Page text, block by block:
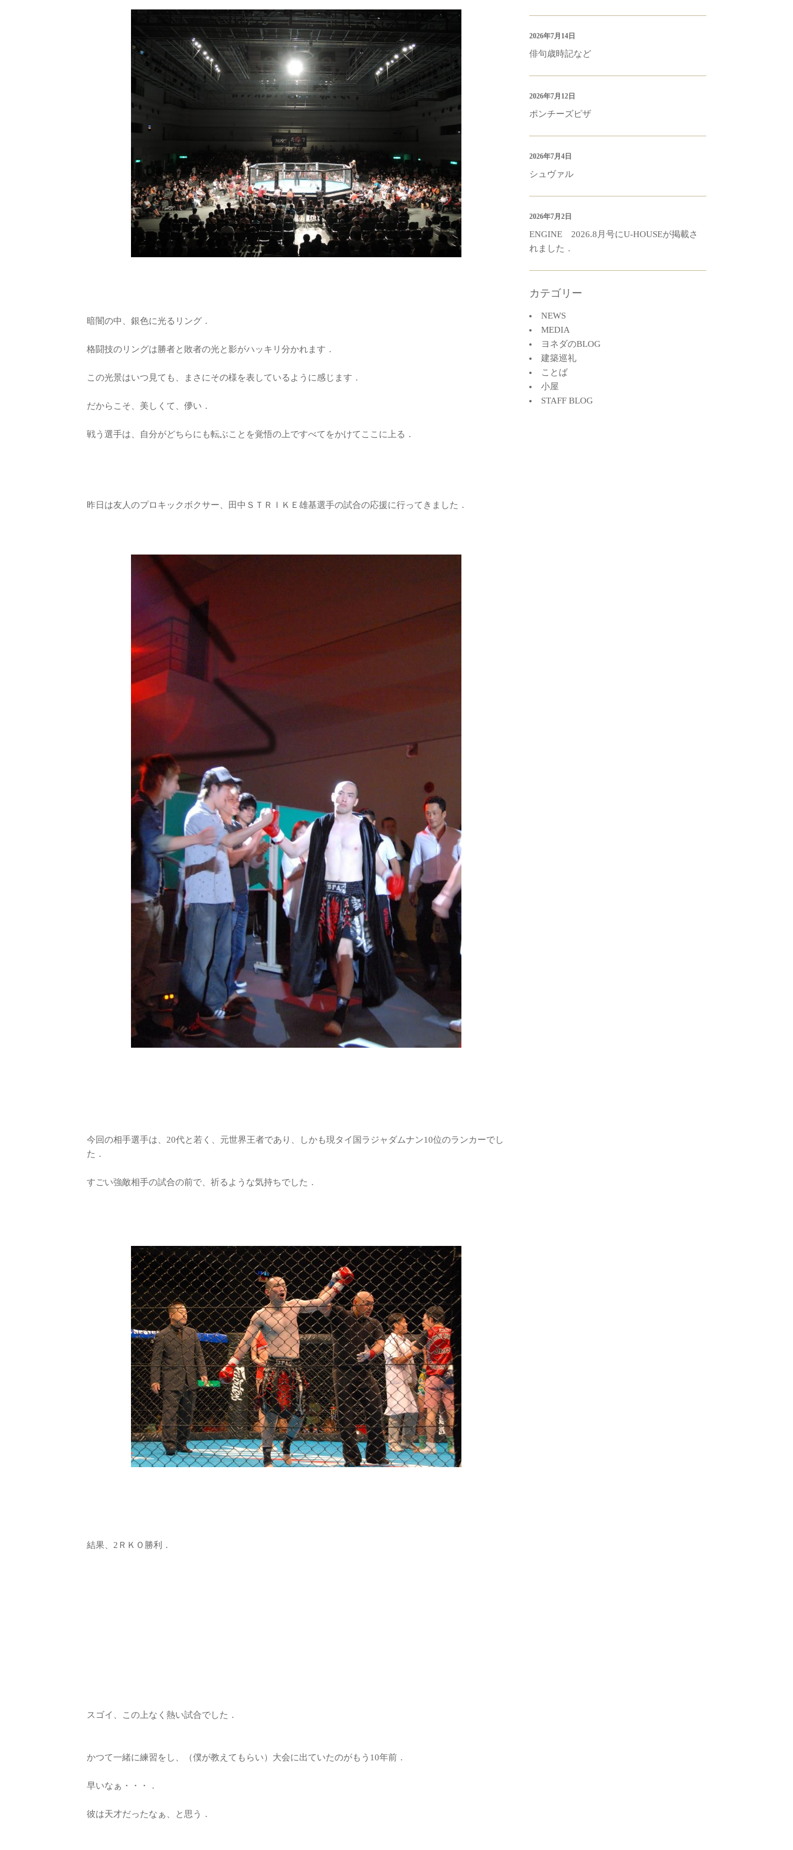
暗闇の中、銀色に光るリング．
格闘技のリングは勝者と敗者の光と影がハッキリ分かれます．
この光景はいつ見ても、まさにその様を表しているように感じます．
だからこそ、美しくて、儚い．
戦う選手は、自分がどちらにも転ぶことを覚悟の上ですべてをかけてここに上る．
昨日は友人のプロキックボクサー、田中ＳＴＲＩＫＥ雄基選手の試合の応援に行ってきました．
今回の相手選手は、20代と若く、元世界王者であり、しかも現タイ国ラジャダムナン10位のランカーでし
た．
すごい強敵相手の試合の前で、祈るような気持ちでした．
結果、2ＲＫＯ勝利．
スゴイ、この上なく熱い試合でした．
かつて一緒に練習をし、（僕が教えてもらい）大会に出ていたのがもう10年前．
早いなぁ・・・．
彼は天才だったなぁ、と思う．
俳句歳時記など
2026年7月14日
ポンチーズピザ
2026年7月12日
シュヴァル
2026年7月4日
ENGINE 2026.8月号にU-HOUSEが掲載さ
れました．
2026年7月2日
カテゴリー
NEWS
MEDIA
ヨネダのBLOG
建築巡礼
ことば
小屋
STAFF BLOG